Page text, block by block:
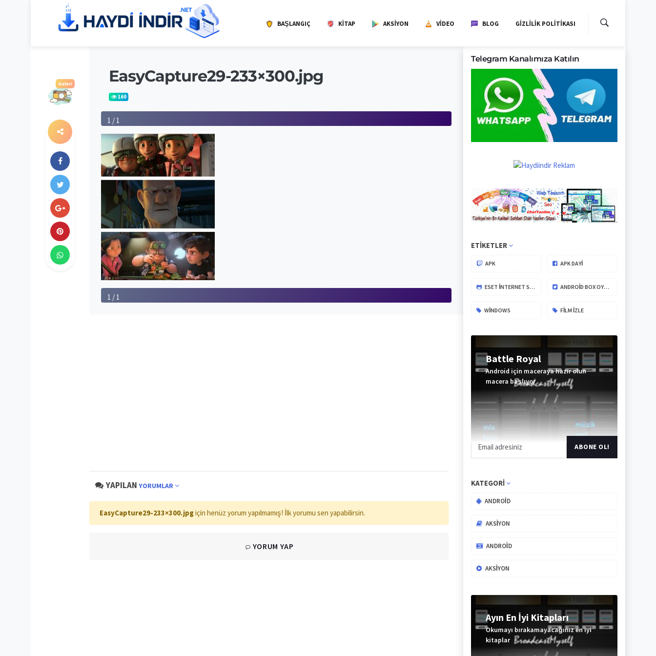
BAŞLANGIÇ KITAP AKSIYON VIDEO BLOG GIZLILIK POLITIKASI
Galeri EasyCapture29-233×300.jpg
160
1 / 1
1 / 1
YAPILAN YORUMLAR
EasyCapture29-233×300.jpgiçin henüz yorum yapılmamış! İlk yorumu sen yapabilirsin.
YORUM YAP
Telegram Kanalımıza Katılın
ETIKETLER
APK APK DAYİ
ESET İNTERNET SECURITY ANDROID BOX OYUNLARI
WINDOWS FILM IZLE
Battle Royal
Android için maceraya hazır olun
macera başlıyor
ABONEOL
KATEGORI
ANDROID
AKSIYON
ANDROID
AKSIYON
Ayın En İyi Kitapları
Okumayı bırakamayacağınız en iyi
kitaplar